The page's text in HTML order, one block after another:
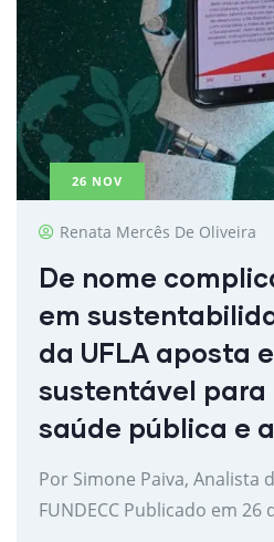
26 NOV
Renata Mercês De Oliveira
De nome
em
da UFLA aposta
sustentável
saúde pública e
Por Simone Paiva, Analista
FUNDECC Publicado em